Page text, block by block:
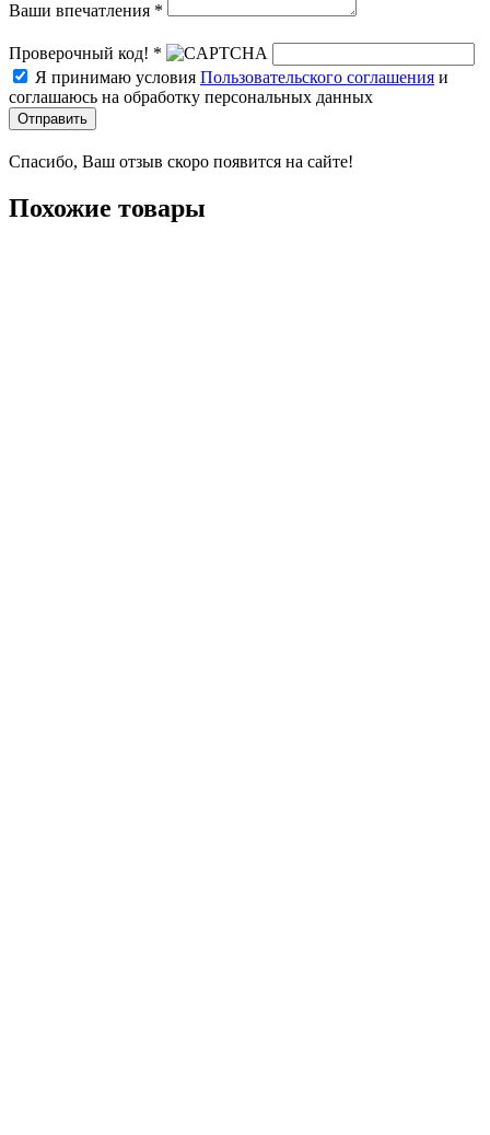
Ваши впечатления *
Проверочный код! *
Я принимаю условия Пользовательского соглашения и
соглашаюсь на обработку персональных данных
Отправить
Спасибо, Ваш отзыв скоро появится на сайте!
Похожие товары